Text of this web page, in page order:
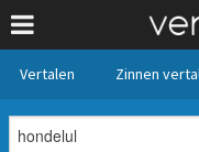
Vertalen Zinnen